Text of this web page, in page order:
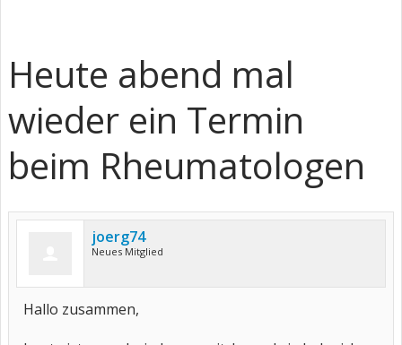
Heute abend mal
wieder ein Termin
beim Rheumatologen
joerg74
Neues Mitglied
Hallo zusammen,